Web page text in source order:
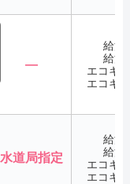
―
給湯
給湯
エコキ
エコキ
水道局指定
給湯
給湯
エコキ
エコキ